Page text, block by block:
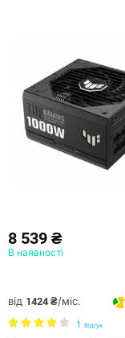
8 539 ₴
В наявності
від 1424 ₴/міс.
1 Відгук